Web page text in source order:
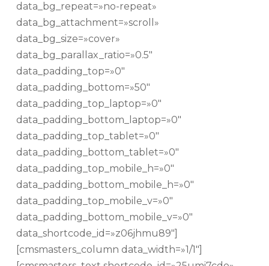
data_bg_repeat=»no-repeat»
data_bg_attachment=»scroll»
data_bg_size=»cover»
data_bg_parallax_ratio=»0.5″
data_padding_top=»0″
data_padding_bottom=»50″
data_padding_top_laptop=»0″
data_padding_bottom_laptop=»0″
data_padding_top_tablet=»0″
data_padding_bottom_tablet=»0″
data_padding_top_mobile_h=»0″
data_padding_bottom_mobile_h=»0″
data_padding_top_mobile_v=»0″
data_padding_bottom_mobile_v=»0″
data_shortcode_id=»z06jhmu89″]
[cmsmasters_column data_width=»1/1″]